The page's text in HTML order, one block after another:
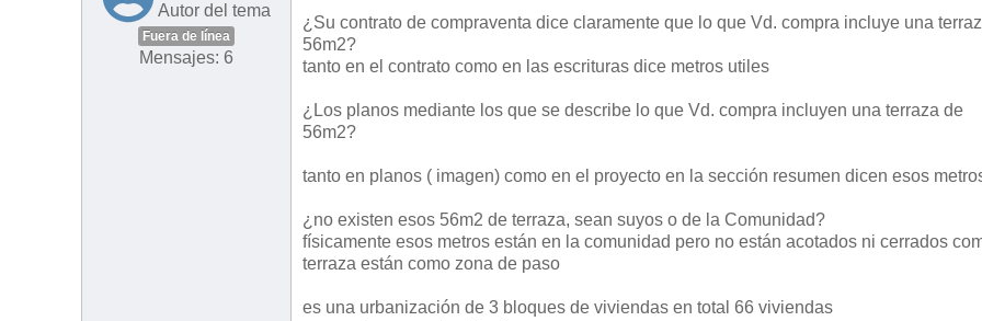
Autor del tema
Fuera de línea
Mensajes: 6
¿Su contrato de compraventa dice claramente que lo que Vd. compra incluye una
56m2?
tanto en el contrato como en las escrituras dice metros utiles
¿Los planos mediante los que se describe lo que Vd. compra incluyen una terraza de
56m2?
tanto en planos ( imagen) como en el proyecto en la sección resumen dicen esos
¿no existen esos 56m2 de terraza, sean suyos o de la Comunidad?
físicamente esos metros están en la comunidad pero no están acotados ni cerrados
terraza están como zona de paso
es una urbanización de 3 bloques de viviendas en total 66 viviendas